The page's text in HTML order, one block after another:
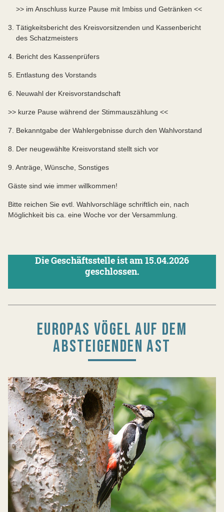
>> im Anschluss kurze Pause mit Imbiss und Getränken <<
3. Tätigkeitsbericht des Kreisvorsitzenden und Kassenbericht
des Schatzmeisters
4. Bericht des Kassenprüfers
5. Entlastung des Vorstands
6. Neuwahl der Kreisvorstandschaft
>> kurze Pause während der Stimmauszählung <<
7. Bekanntgabe der Wahlergebnisse durch den Wahlvorstand
8. Der neugewählte Kreisvorstand stellt sich vor
9. Anträge, Wünsche, Sonstiges
Gäste sind wie immer willkommen!
Bitte reichen Sie evtl. Wahlvorschläge schriftlich ein, nach
Möglichkeit bis ca. eine Woche vor der Versammlung.
Die Geschäftsstelle ist am 15.04.2026
geschlossen.
EUROPAS VÖGEL AUF DEM
ABSTEIGENDEN AST